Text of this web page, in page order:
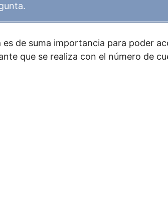
de suma importancia para poder
que se realiza con el número de